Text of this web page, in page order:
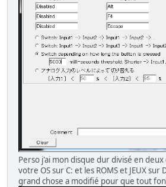
Perso j'ai mon disque dur divisé en deux
votre OS sur C: et les ROMS et JEUX sur
grand chose a modifié pour que tout